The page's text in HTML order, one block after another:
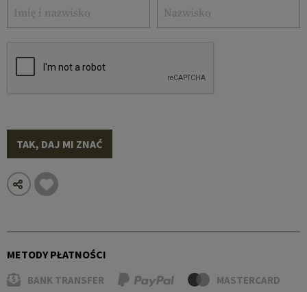
TAK, DAJ MI ZNAĆ
METODY PŁATNOŚCI
BANK TRANSFER MASTERCARD